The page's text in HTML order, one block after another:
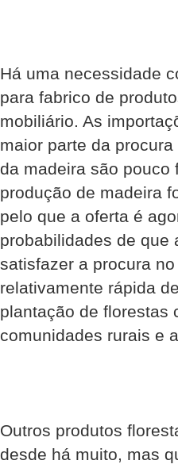
Há uma necessidade
para fabrico de
mobiliário. As
maior parte da
da madeira são pouco
produção de madeira
pelo que a oferta é
probabilidades de que
satisfazer a procura
relativamente rápida
plantação de florestas
comunidades rurais e
Outros produtos
desde há muito, mas